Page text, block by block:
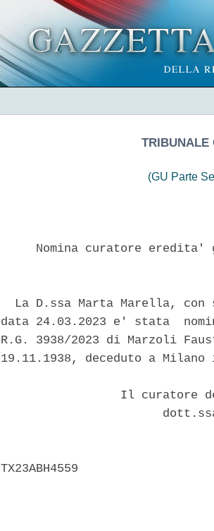
TRIBUNALE
(GU Parte
Nomina curatore
La D.ssa Marta Marella, con
data 24.03.2023 e' stata
R.G. 3938/2023 di Marzoli
19.11.1938, deceduto a
Il curatore